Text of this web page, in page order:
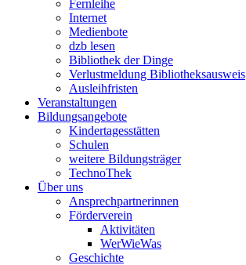
Fernleihe
Internet
Medienbote
dzb lesen
Bibliothek der Dinge
Verlustmeldung Bibliotheksausweis
Ausleihfristen
Veranstaltungen
Bildungsangebote
Kindertagesstätten
Schulen
weitere Bildungsträger
TechnoThek
Über uns
Ansprechpartnerinnen
Förderverein
Aktivitäten
WerWieWas
Geschichte